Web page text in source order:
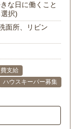
な日に働くこと
択)
面所、リビン
支給
ハウスキーパー募集